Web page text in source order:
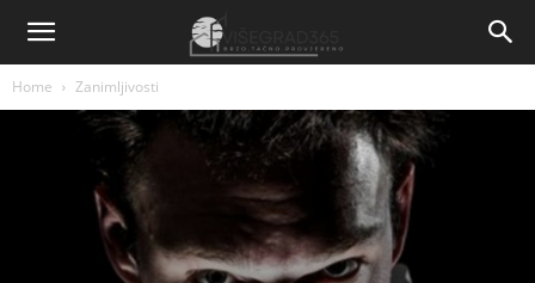
Home Zanimljivosti